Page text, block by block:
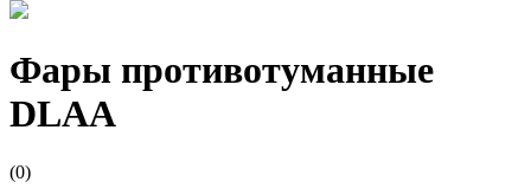
Фары противотуманные
DLAA
(0)